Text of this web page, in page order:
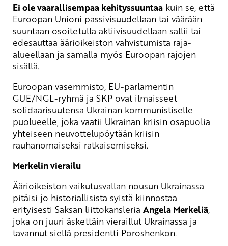
Ei ole vaarallisempaa kehityssuuntaa kuin se, että
Euroopan Unioni passivisuudellaan tai väärään
suuntaan osoitetulla aktiivisuudellaan sallii tai
edesauttaa äärioikeiston vahvistumista raja-
alueellaan ja samalla myös Euroopan rajojen
sisällä.
Euroopan vasemmisto, EU-parlamentin
GUE/NGL-ryhmä ja SKP ovat ilmaisseet
solidaarisuutensa Ukrainan kommunistiselle
puolueelle, joka vaatii Ukrainan kriisin osapuolia
yhteiseen neuvottelupöytään kriisin
rauhanomaiseksi ratkaisemiseksi.
Merkelin vierailu
Äärioikeiston vaikutusvallan nousun Ukrainassa
pitäisi jo historiallisista syistä kiinnostaa
erityisesti Saksan liittokansleria Angela Merkeliä,
joka on juuri äskettäin vieraillut Ukrainassa ja
tavannut siellä presidentti Poroshenkon.